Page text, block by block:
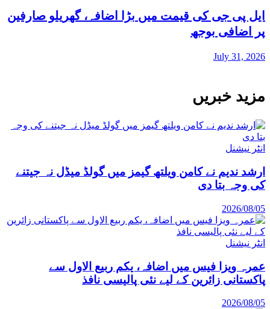
ایل پی جی کی قیمت میں بڑا اضافہ، گھریلو صارفین
پر اضافی بوجھ
July 31, 2026
مزید خبریں
انٹر نیشنل
ارشد ندیم نے کامن ویلتھ گیمز میں گولڈ میڈل نہ جیتنے
کی وجہ بتا دی
2026/08/05
انٹر نیشنل
عمرہ ویزا فیس میں اضافہ، یکم ربیع الاول سے
پاکستانی زائرین کے لیے نئی پالیسی نافذ
2026/08/05